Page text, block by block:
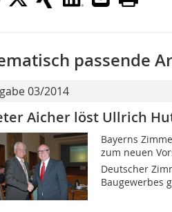
passende
03/2014
Aicher löst Ullrich
Bayerns
zum neuen
Deutscher
Baugewerbes